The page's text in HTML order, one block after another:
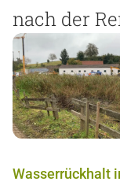
nach der
Wasserrückhalt